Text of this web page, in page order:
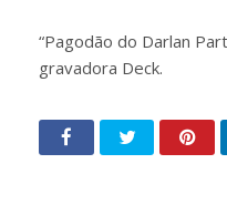
“Pagodão do Darlan
gravadora Deck.